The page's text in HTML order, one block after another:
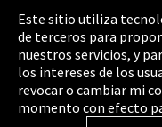
Pie de imprenta
Política de privacidad
Cookie Settings
Términos y
Este sitio utiliza
de terceros para
nuestros servicios, y
los intereses de los
revocar o cambiar mi
momento con efecto